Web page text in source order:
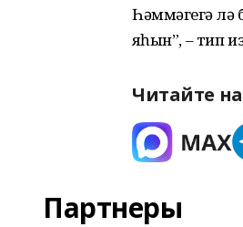
Һәммәгеҙгә
яҙһын”, – тип
Читайте
Партнеры